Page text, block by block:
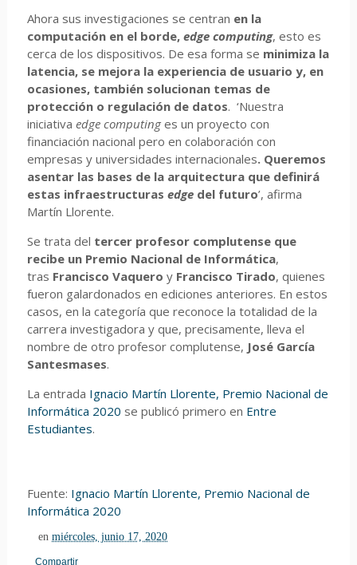
Ahora sus investigaciones se centran en la
computación en el borde, edge computing, esto es
cerca de los dispositivos. De esa forma se minimiza la
latencia, se mejora la experiencia de usuario y, en
ocasiones, también solucionan temas de
protección o regulación de datos. ‘Nuestra
iniciativa edge computinges un proyecto con
financiación nacional pero en colaboración con
empresas y universidades internacionales. Queremos
asentar las bases de la arquitectura que definirá
estas infraestructuras edgedel futuro’, afirma
Martín Llorente.
Se trata del tercer profesor complutense que
recibe un Premio Nacional de Informática,
tras Francisco Vaquero y Francisco Tirado, quienes
fueron galardonados en ediciones anteriores. En estos
casos, en la categoría que reconoce la totalidad de la
carrera investigadora y que, precisamente, lleva el
nombre de otro profesor complutense, José García
Santesmases.
La entrada Ignacio Martín Llorente, Premio Nacional de
Informática 2020 se publicó primero en Entre
Estudiantes.
Fuente: Ignacio Martín Llorente, Premio Nacional de
Informática 2020
enmiércoles, junio 17, 2020
Compartir